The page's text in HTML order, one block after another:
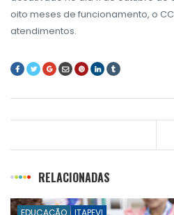
oito meses de funcionamento, o
atendimentos.
RELACIONADAS
EDUCAÇÃO ITAPEVI